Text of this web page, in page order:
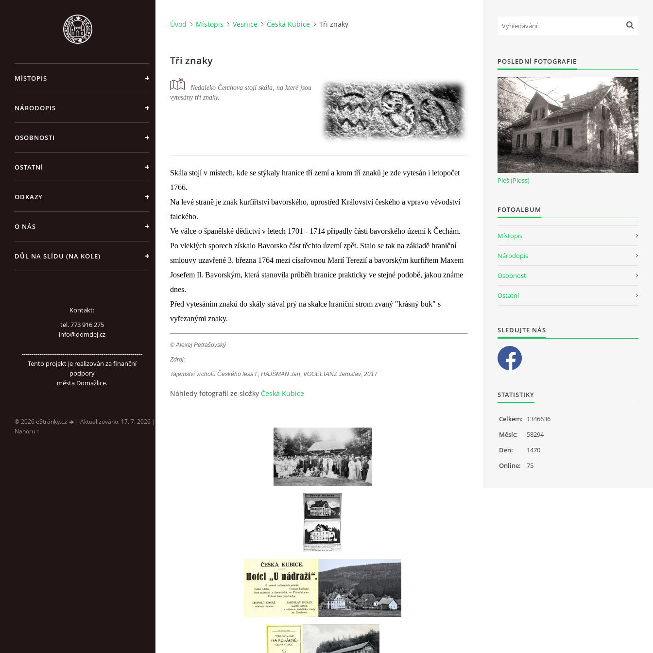
MÍSTOPIS
NÁRODOPIS
OSOBNOSTI
OSTATNÍ
ODKAZY
O NÁS
DŮL NA SLÍDU (NA KOLE)
Kontakt:
tel. 773 916 275
info@domdej.cz
--------------------------------------------------------------
Tento projekt je realizován za finanční
podpory
města Domažlice.
© 2026 eStránky.cz | Aktualizováno: 17. 7. 2026 |
Nahoru ↑
Úvod Místopis Vesnice Česká Kubice Tři znaky
Tři znaky
Nedaleko Čerchova stojí skála, na které jsou
vytesány tři znaky.
Skála stojí v místech, kde se stýkaly hranice tří zemí a krom tří znaků je zde vytesán i letopočet
1766.
Na levé straně je znak kurfiřtství bavorského, uprostřed Království českého a vpravo vévodství
falckého.
Ve válce o španělské dědictví v letech 1701 - 1714 připadly části bavorského území k Čechám.
Po vleklých sporech získalo Bavorsko část těchto území zpět. Stalo se tak na základě hraniční
smlouvy uzavřené 3. března 1764 mezi císařovnou MariíTerezií a bavorským kurfiřtem Maxem
Josefem Il. Bavorským, která stanovila průběh hranice prakticky ve stejné podobě, jakou známe
dnes.
Před vytesáním znaků do skály stával prý na skalce hraniční strom zvaný "krásný buk" s
vyřezanými znaky.
© Alexej Petrašovský
Zdroj:
Tajemství vrcholů Českého lesa l.; ​HAJŠMAN Jan, VOGELTANZ Jaroslav; 2017
Náhledy fotografií ze složky Česká Kubice
POSLEDNÍ FOTOGRAFIE
Pleš (Ploss)
FOTOALBUM
Místopis
Národopis
Osobnosti
Ostatní
SLEDUJTE NÁS
STATISTIKY
Online: 75
Celkem: 1346636
Měsíc:
58294
Den:
1470